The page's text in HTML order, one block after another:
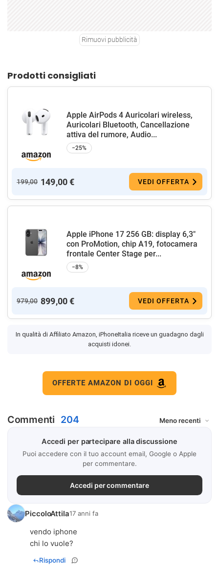
Rimuovi pubblicità
Prodotti consigliati
Apple AirPods 4 Auricolari wireless,
Auricolari Bluetooth, Cancellazione
attiva del rumore, Audio...
−25%
199,00 149,00 € VEDI OFFERTA
Apple iPhone 17 256 GB: display 6,3"
con ProMotion, chip A19, fotocamera
frontale Center Stage per...
−8%
979,00 899,00 € VEDI OFFERTA
In qualità di Affiliato Amazon, iPhoneItalia riceve un guadagno dagli
acquisti idonei.
OFFERTE AMAZON DI OGGI
Commenti 204
Accedi per partecipare alla discussione
Puoi accedere con il tuo account email, Google o Apple
per commentare.
Accedi per commentare
PiccoloAttila17 anni fa
vendo iphone
chi lo vuole?
Rispondi